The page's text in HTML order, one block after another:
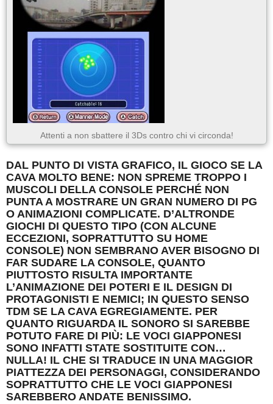
Attenti a non sbattere il 3Ds contro chi vi circonda!
DAL PUNTO DI VISTA GRAFICO, IL GIOCO SE LA
CAVA MOLTO BENE: NON SPREME TROPPO I
MUSCOLI DELLA CONSOLE PERCHÉ NON
PUNTA A MOSTRARE UN GRAN NUMERO DI PG
O ANIMAZIONI COMPLICATE. D’ALTRONDE
GIOCHI DI QUESTO TIPO (CON ALCUNE
ECCEZIONI, SOPRATTUTTO SU HOME
CONSOLE) NON SEMBRANO AVER BISOGNO DI
FAR SUDARE LA CONSOLE, QUANTO
PIUTTOSTO RISULTA IMPORTANTE
L’ANIMAZIONE DEI POTERI E IL DESIGN DI
PROTAGONISTI E NEMICI; IN QUESTO SENSO
TDM SE LA CAVA EGREGIAMENTE. PER
QUANTO RIGUARDA IL SONORO SI SAREBBE
POTUTO FARE DI PIÙ: LE VOCI GIAPPONESI
SONO INFATTI STATE SOSTITUITE CON…
NULLA! IL CHE SI TRADUCE IN UNA MAGGIOR
PIATTEZZA DEI PERSONAGGI, CONSIDERANDO
SOPRATTUTTO CHE LE VOCI GIAPPONESI
SAREBBERO ANDATE BENISSIMO.